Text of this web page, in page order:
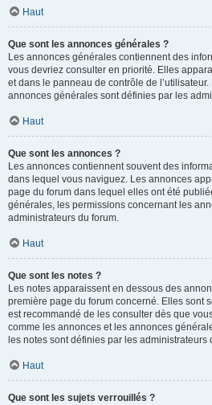
Haut
Que sont les annonces générales ?
Les annonces générales contiennent des
vous devriez consulter en priorité. Elles
et dans le panneau de contrôle de
annonces générales sont définies par les
Haut
Que sont les annonces ?
Les annonces contiennent souvent des
dans lequel vous naviguez. Les annonces
page du forum dans lequel elles ont été
générales, les permissions concernant les
administrateurs du forum.
Haut
Que sont les notes ?
Les notes apparaissent en dessous des
première page du forum concerné. Elles sont
est recommandé de les consulter dès que
comme les annonces et les annonces
les notes sont définies par les administrateurs
Haut
Que sont les sujets verrouillés ?